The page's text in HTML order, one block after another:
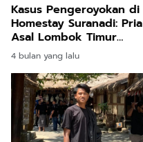
Kasus Pengeroyokan di
Homestay Suranadi: Pria
Asal Lombok Timur
Tewas, 9 Orang
Diamankan Polisi
4 bulan yang lalu